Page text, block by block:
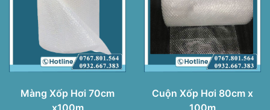
Màng Xốp Hơi 70cm
x100m
Cuộn Xốp Hơi 80cm x
100m